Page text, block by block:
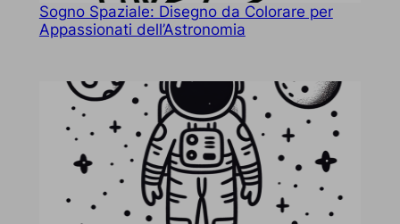
Sogno Spaziale: Disegno da Colorare per
Appassionati dell’Astronomia